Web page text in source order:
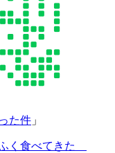
た件 」
く食べてきた